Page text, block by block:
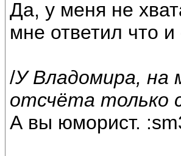
Да, у меня не
мне ответил что
/У Владомира, на
отсчёта только
А вы юморист.